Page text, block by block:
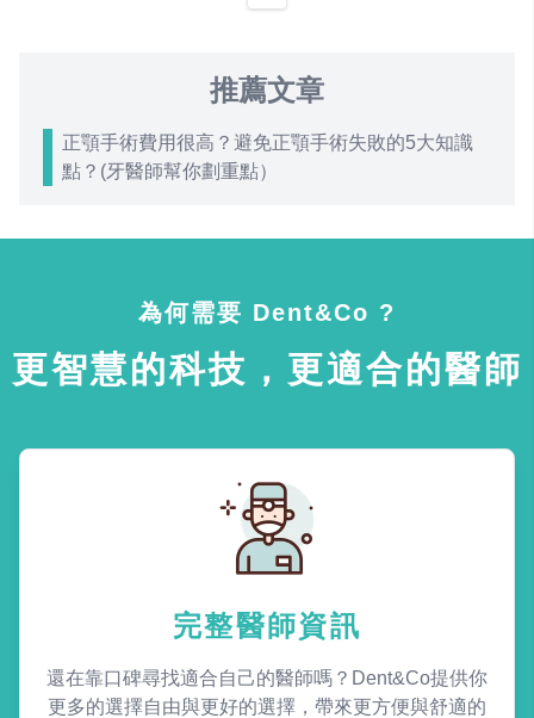
推薦文章
正顎手術費用很高？避免正顎手術失敗的5大知識
點？(牙醫師幫你劃重點）
為何需要 Dent&Co ?
更智慧的科技，更適合的醫師
完整醫師資訊
還在靠口碑尋找適合自己的醫師嗎？Dent&Co提供你
更多的選擇自由與更好的選擇，帶來更方便與舒適的